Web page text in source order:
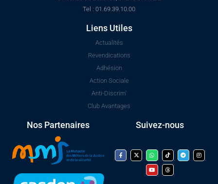
Tel : 01.69.39.10.00
Liens Utiles
Actualités
Revendications
Adhésion
Action Sociale
Anti-Discrim'
Club Avantages
Nos Partenaires Suivez-nous